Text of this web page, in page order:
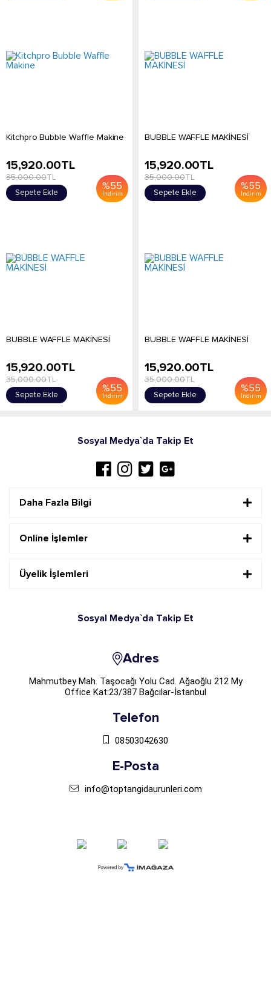
Kitchpro Bubble Waffle Makine
%55
İndirim
15,920.00TL
35,000.00TL
Sepete Ekle
BUBBLE WAFFLE MAKİNESİ
%55
İndirim
15,920.00TL
35,000.00TL
Sepete Ekle
BUBBLE WAFFLE MAKİNESİ
%55
İndirim
15,920.00TL
35,000.00TL
Sepete Ekle
BUBBLE WAFFLE MAKİNESİ
%55
İndirim
15,920.00TL
35,000.00TL
Sepete Ekle
Sosyal Medya`da Takip Et
Daha Fazla Bilgi
Online İşlemler
Üyelik İşlemleri
Sosyal Medya`da Takip Et
Adres
Mahmutbey Mah. Taşocağı Yolu Cad. Ağaoğlu 212 My
Office Kat:23/387 Bağcılar-İstanbul
Telefon
08503042630
E-Posta
info@toptangidaurunleri.com